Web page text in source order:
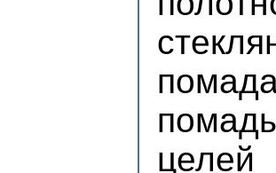
целей